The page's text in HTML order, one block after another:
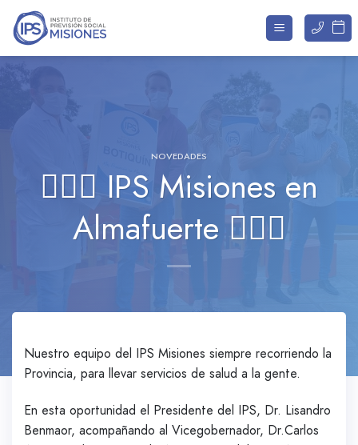
Saltar
contenido
NOVEDADES
👨🏽‍⚕️ IPS Misiones en
Almafuerte 👩🏻‍⚕️
Nuestro equipo del IPS Misiones siempre recorriendo la
Provincia, para llevar servicios de salud a la gente.
En esta oportunidad el Presidente del IPS, Dr. Lisandro
Benmaor, acompañando al Vicegobernador, Dr.Carlos